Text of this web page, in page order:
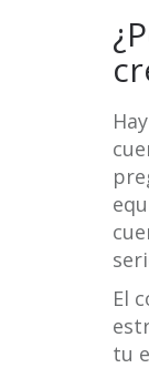
El
tu